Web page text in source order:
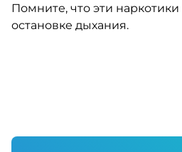
Помните, что эти
остановке дыхания.